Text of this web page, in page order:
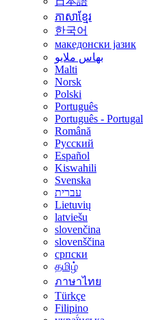
ភាសាខ្មែរ
한국어
македонски јазик
بهاس ملايو
Malti
Norsk
Polski
Português
Português - Portugal
Română
Русский
Español
Kiswahili
Svenska
עברית
Lietuvių
latviešu
slovenčina
slovenščina
српски
தமிழ்
ภาษาไทย
Türkçe
Filipino